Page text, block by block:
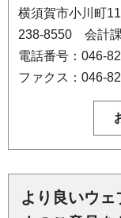
横須賀市小川町
238-8550 会計課
電話番号：046-
ファクス：046-
より良いウェ